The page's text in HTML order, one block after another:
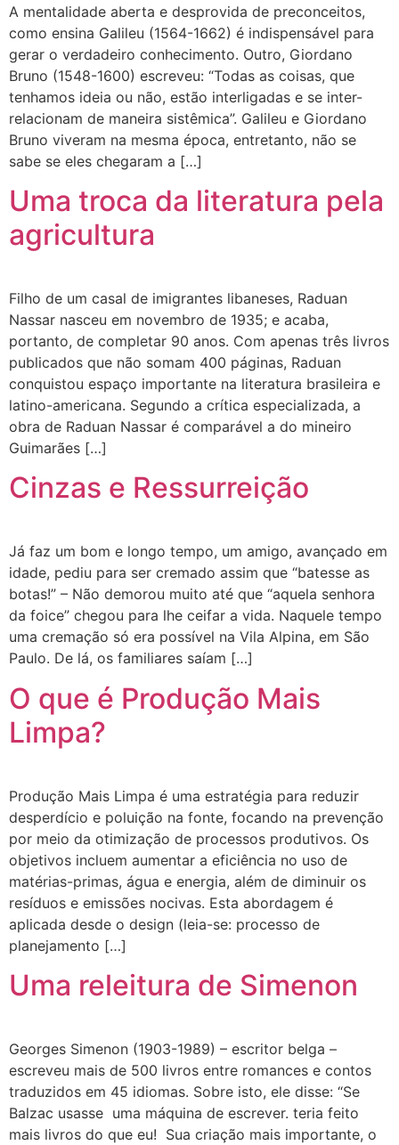
A mentalidade aberta e desprovida de preconceitos,
como ensina Galileu (1564-1662) é indispensável para
gerar o verdadeiro conhecimento. Outro, Giordano
Bruno (1548-1600) escreveu: “Todas as coisas, que
tenhamos ideia ou não, estão interligadas e se inter-
relacionam de maneira sistêmica”. Galileu e Giordano
Bruno viveram na mesma época, entretanto, não se
sabe se eles chegaram a […]
Uma troca da literatura pela
agricultura
Filho de um casal de imigrantes libaneses, Raduan
Nassar nasceu em novembro de 1935; e acaba,
portanto, de completar 90 anos. Com apenas três livros
publicados que não somam 400 páginas, Raduan
conquistou espaço importante na literatura brasileira e
latino-americana. Segundo a crítica especializada, a
obra de Raduan Nassar é comparável a do mineiro
Guimarães […]
Cinzas e Ressurreição
Já faz um bom e longo tempo, um amigo, avançado em
idade, pediu para ser cremado assim que “batesse as
botas!” – Não demorou muito até que “aquela senhora
da foice” chegou para lhe ceifar a vida. Naquele tempo
uma cremação só era possível na Vila Alpina, em São
Paulo. De lá, os familiares saíam […]
O que é Produção Mais
Limpa?
Produção Mais Limpa é uma estratégia para reduzir
desperdício e poluição na fonte, focando na prevenção
por meio da otimização de processos produtivos. Os
objetivos incluem aumentar a eficiência no uso de
matérias-primas, água e energia, além de diminuir os
resíduos e emissões nocivas. Esta abordagem é
aplicada desde o design (leia-se: processo de
planejamento […]
Uma releitura de Simenon
Georges Simenon (1903-1989) – escritor belga –
escreveu mais de 500 livros entre romances e contos
traduzidos em 45 idiomas. Sobre isto, ele disse: “Se
Balzac usasse uma máquina de escrever. teria feito
mais livros do que eu! Sua criação mais importante, o